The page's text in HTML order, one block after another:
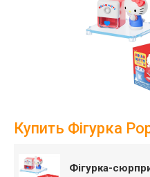
Купить Фігурка
Фігурка-